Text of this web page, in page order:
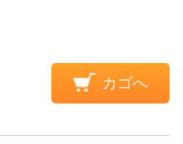
カゴへ